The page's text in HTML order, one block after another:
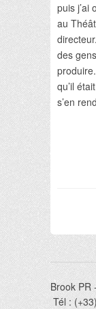
puis j’ai
au
des
qu’il
s’en
Brook PR
Tél :